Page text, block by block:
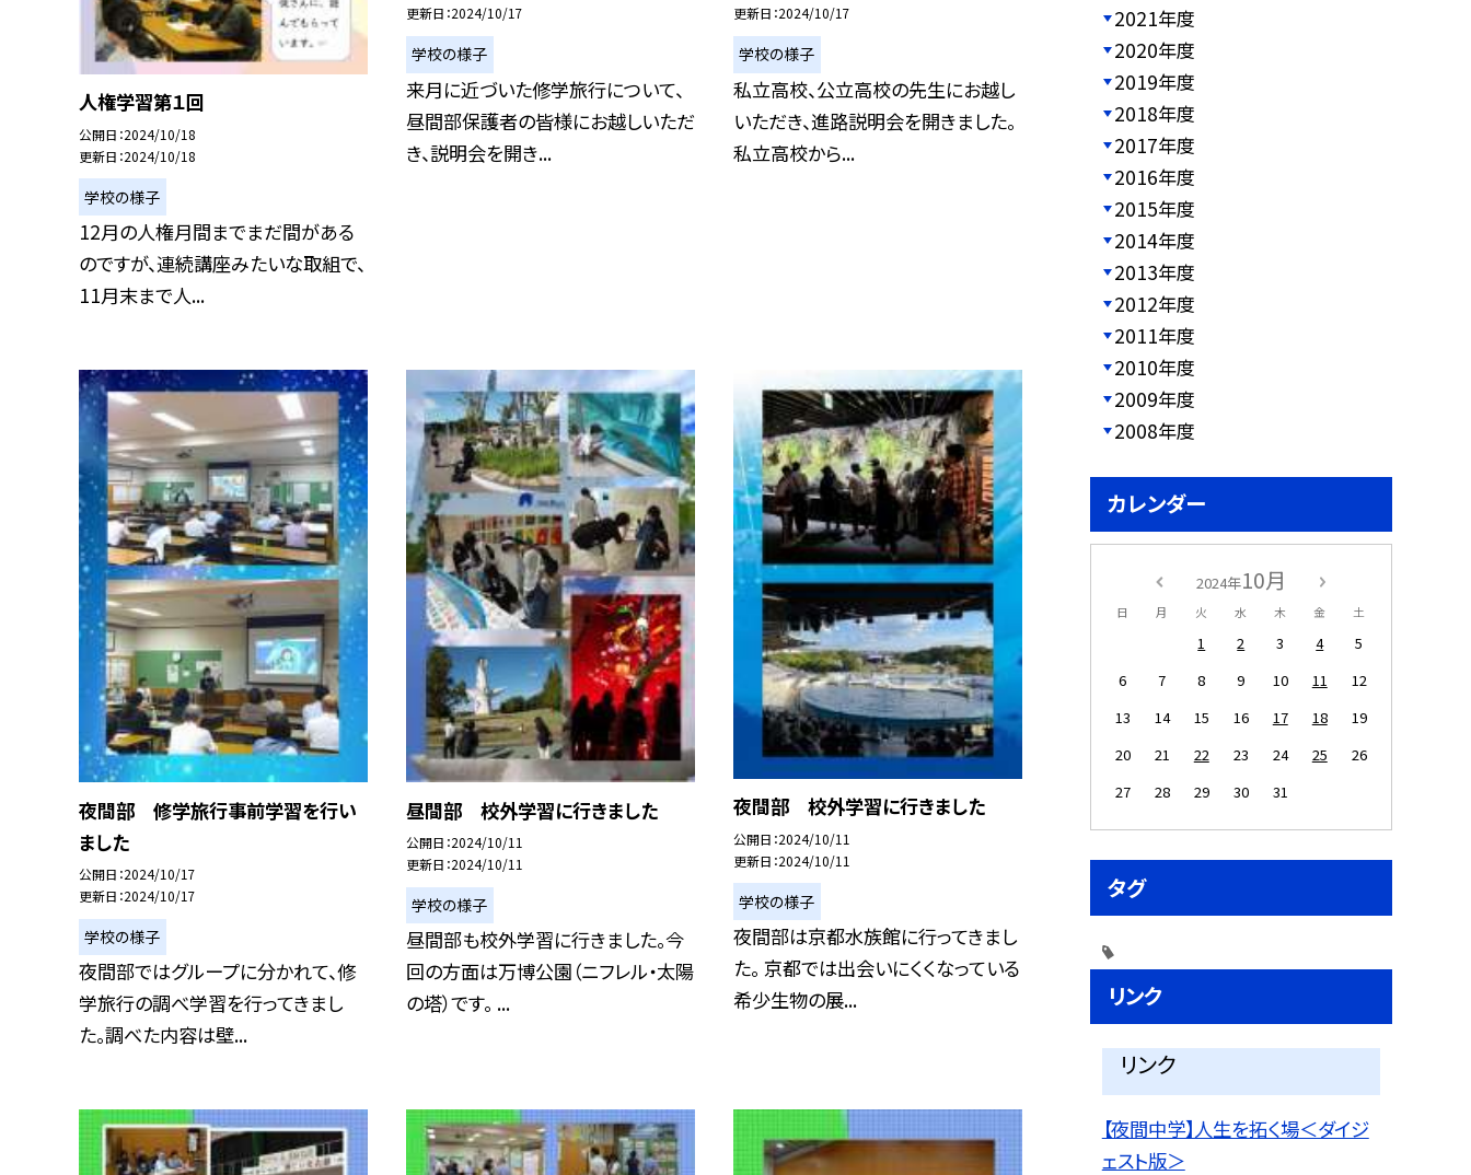
人権学習第１回
公開日 2024/10/18
更新日 2024/10/18
学校の様子
12月の人権月間までまだ間がある
のですが、連続講座みたいな取組で、
11月末まで人...
更新日 2024/10/17
学校の様子
来月に近づいた修学旅行について、
昼間部保護者の皆様にお越しいただ
き、説明会を開き...
更新日 2024/10/17
学校の様子
私立高校、公立高校の先生にお越し
いただき、進路説明会を開きました。
私立高校から...
夜間部 修学旅行事前学習を行い
ました
公開日 2024/10/17
更新日 2024/10/17
学校の様子
夜間部ではグループに分かれて、修
学旅行の調べ学習を行ってきまし
た。調べた内容は壁...
昼間部 校外学習に行きました
公開日 2024/10/11
更新日 2024/10/11
学校の様子
昼間部も校外学習に行きました。今
回の方面は万博公園（ニフレル・太陽
の塔）です。 ...
夜間部 校外学習に行きました
公開日 2024/10/11
更新日 2024/10/11
学校の様子
夜間部は京都水族館に行ってきまし
た。 京都では出会いにくくなっている
希少生物の展...
2021年度
2020年度
2019年度
2018年度
2017年度
2016年度
2015年度
2014年度
2013年度
2012年度
2011年度
2010年度
2009年度
2008年度
カレンダー
2024年10月
日 月 火 水 木 金 土
1 2 3 4
5
6
7 8 9 10 11
12
13
14 15 16 17 18
19
20
21 22 23 24 25
26
27
28 29 30 31
タグ
リンク
リンク
【夜間中学】人生を拓く場＜ダイジ
ェスト版＞